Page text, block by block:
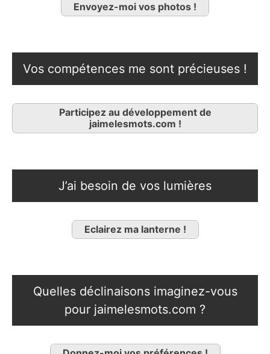
Envoyez-moi vos photos !
Vos compétences me sont précieuses !
Participez au développement de
jaimelesmots.com !
J’ai besoin de vos lumières
Eclairez ma lanterne !
Quelles déclinaisons imaginez-vous
pour jaimelesmots.com ?